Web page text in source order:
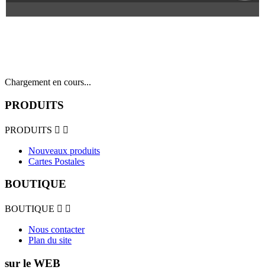
Chargement en cours...
PRODUITS
PRODUITS  
Nouveaux produits
Cartes Postales
BOUTIQUE
BOUTIQUE  
Nous contacter
Plan du site
sur le WEB